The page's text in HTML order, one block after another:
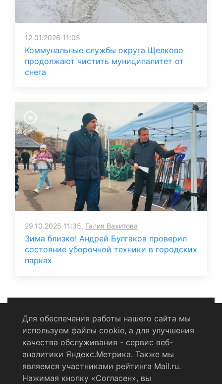
12.01.2026 11:05
Коммунальные службы округа Щелково
продолжают чистить муниципалитет от
снега
29.10.2025 11:35, Галия Вахитова
Зима близко! Андрей Булгаков проверил
состояние уборочной техники в городских
парках
Политика конфиденциальности
Согласие на обработку персональных данных
Для обеспечения работы нашего сайта мы
используем файлы cookie, а для улучшения
качества обслуживания - сервис веб-
аналитики Яндекс.Метрика. Также мы
являемся участниками рейтинга Mail.ru.
Нажимая кнопку «Согласен», вы